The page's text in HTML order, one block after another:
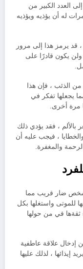
العدد الكبير من
له أن يؤذيه ويؤذيه
قد يرمز هذا إلى مرور
ولن يكون قادرًا على
من الذئب ، فإن هذا
يجعلها تفكر في
مرة أخرى.
بالألم ، فقد يؤدي ذلك
، فيجب عليه أن
والمغفرة.
شخص ضار قريب مما
للموتى واستغلها بكل
في من حولها
إدخال علاقة عاطفية
، لذلك عليها